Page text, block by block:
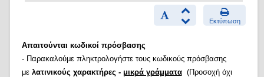
Εκτύπωση
Απαιτούνται κωδικοί πρόσβασης
- Παρακαλούμε πληκτρολογήστε τους κωδικούς πρόσβασης
με λατινικούς χαρακτήρες - μικρά γράμματα(Προσοχή όχι